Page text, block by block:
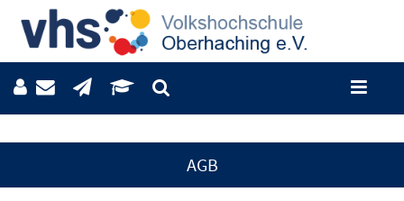
AGB